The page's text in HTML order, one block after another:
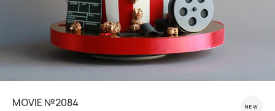
MOVIE №2084 NEW